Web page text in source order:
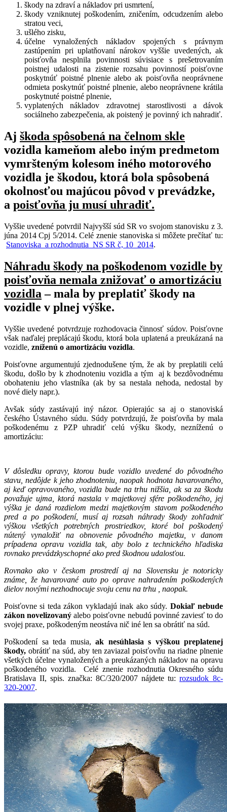
škody na zdraví a nákladov pri usmrtení,
škody vzniknutej poškodením, zničením, odcudzením alebo
stratou veci,
ušlého zisku,
účelne vynaložených nákladov spojených s právnym
zastúpením pri uplatňovaní nárokov vyššie uvedených, ak
poisťovňa nesplnila povinnosti súvisiace s prešetrovaním
poistnej udalosti na zistenie rozsahu povinností poisťovne
poskytnúť poistné plnenie alebo ak poisťovňa neoprávnene
odmieta poskytnúť poistné plnenie, alebo neoprávnene krátila
poskytnuté poistné plnenie,
vyplatených nákladov zdravotnej starostlivosti a dávok
sociálneho zabezpečenia, ak poistený je povinný ich nahradiť.
Aj škoda spôsobená na čelnom skle
vozidla kameňom alebo iným predmetom
vymršteným kolesom iného motorového
vozidla je škodou, ktorá bola spôsobená
okolnosťou majúcou pôvod v prevádzke,
a poisťovňa ju musí uhradiť.
Vyššie uvedené potvrdil Najvyšší súd SR vo svojom stanovisku z 3.
júna 2014 Cpj 5/2014. Celé znenie stanoviska si môžete prečítať tu:
Stanoviska_a rozhodnutia_NS SR č, 10_2014.
Náhradu škody na poškodenom vozidle by
poisťovňa nemala znižovať o amortizáciu
vozidla – mala by preplatiť škody na
vozidle v plnej výške.
Vyššie uvedené potvrdzuje rozhodovacia činnosť súdov. Poisťovne
však naďalej preplácajú škodu, ktorá bola uplatená a preukázaná na
vozidle, zníženú o amortizáciu vozidla.
Poisťovne argumentujú zjednodušene tým, že ak by preplatili celú
škodu, došlo by k zhodnoteniu vozidla a tým aj k bezdôvodnému
obohateniu jeho vlastníka (ak by sa nestala nehoda, nedostal by
nové diely napr.).
Avšak súdy zastávajú iný názor. Opierajúc sa aj o stanoviská
českého Ústavného súdu. Súdy potvrdzujú, že poisťovňa by mala
poškodenému z PZP uhradiť celú výšku škody, nezníženú o
amortizáciu:
V dôsledku opravy, ktorou bude vozidlo uvedené do pôvodného
stavu, nedôjde k jeho zhodnoteniu, naopak hodnota havarovaného,
aj keď opravovaného, vozidla bude na trhu nižšia, ak sa za škodu
považuje ujma, ktorá nastala v majetkovej sfére poškodeného, jej
výška je daná rozdielom medzi majetkovým stavom poškodeného
pred a po poškodení, musí aj rozsah náhrady škody zohľadniť
výškou všetkých potrebných prostriedkov, ktoré bol poškodený
nútený vynaložiť na obnovenie pôvodného majetku, v danom
prípadena opravu vozidla tak, aby bolo z technického hľadiska
rovnako prevádzkyschopné ako pred škodnou udalosťou.
Rovnako ako v českom prostredí aj na Slovensku je notoricky
známe, že havarované auto po oprave nahradením poškodených
dielov novými nezhodnocuje svoju cenu na trhu , naopak.
Poisťovne si teda zákon vykladajú inak ako súdy. Dokiaľ nebude
zákon novelizovaný alebo poisťovne nebudú povinné zaviesť to do
svojej praxe, poškodeným neostáva nič iné len sa obrátiť na súd.
Poškodení sa teda musia, ak nesúhlasia s výškou preplatenej
škody, obrátiť na súd, aby ten zaviazal poisťovňu na riadne plnenie
všetkých účelne vynaložených a preukázaných nákladov na opravu
poškodeného vozidla. Celé znenie rozhodnutia Okresného súdu
Bratislava II, spis. značka: 8C/320/2007 nájdete tu: rozsudok_8c-
320-2007.